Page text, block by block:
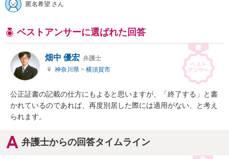
匿名希望 さん
ベストアンサーに選ばれた回答
畑中 優宏 弁護士
神奈川県 > 横須賀市
公正証書の記載の仕方にもよると思いますが、「終了する」と書
かれているのであれば、再度別居した際には適用がない、と考え
られます。
弁護士からの回答タイムライン